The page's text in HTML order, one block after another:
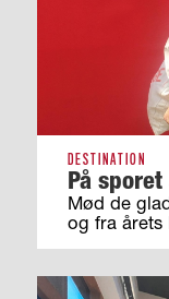
DESTINATION
På
Mød de
og fra årets